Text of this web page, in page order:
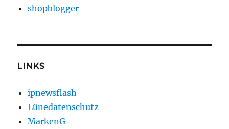
shopblogger
LINKS
ipnewsflash
Lünedatenschutz
MarkenG